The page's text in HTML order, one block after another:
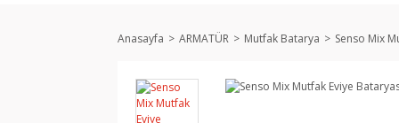
Anasayfa ARMATÜR Mutfak Batarya Senso Mix